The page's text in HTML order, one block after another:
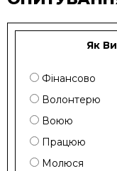
Як
Фінансово
Волонтерю
Воюю
Працюю
Молюся